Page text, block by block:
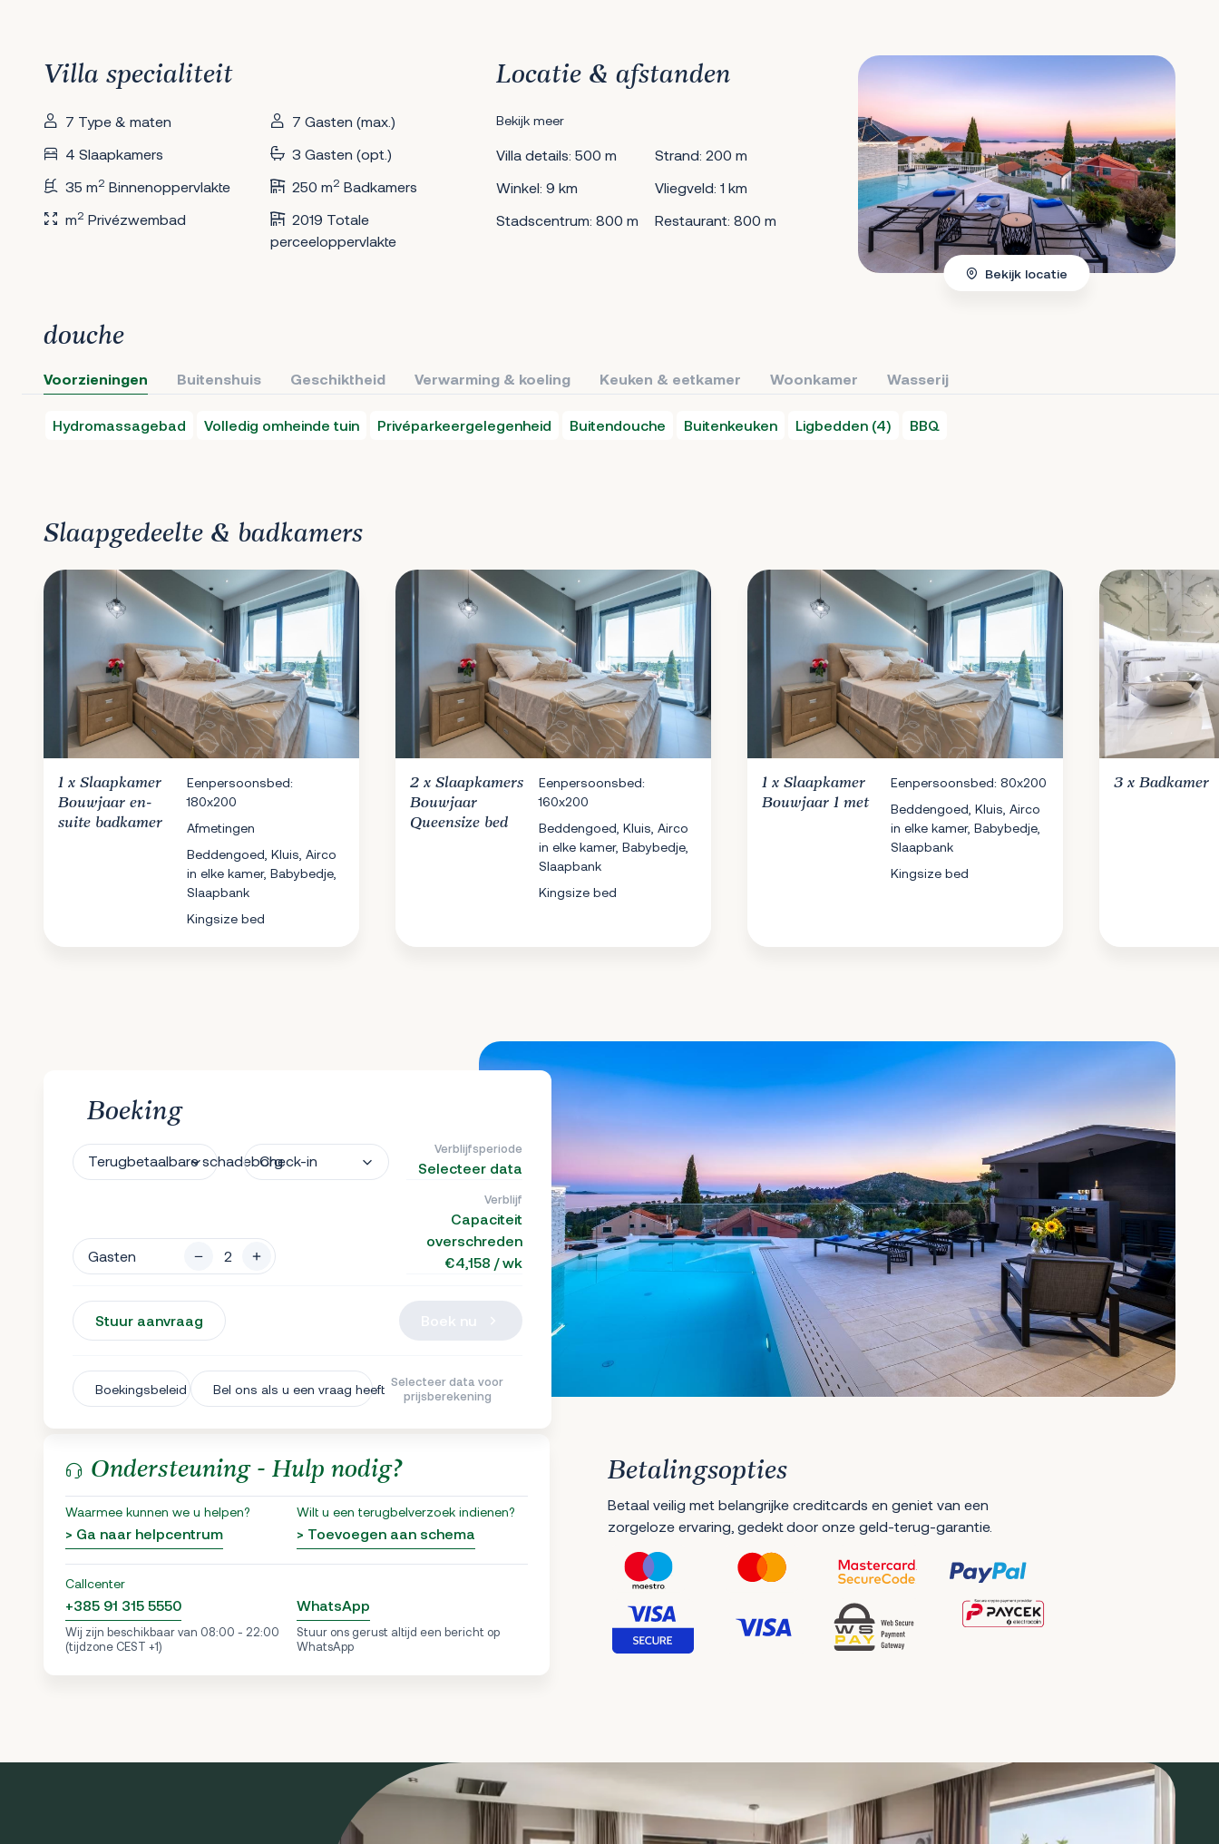
Villa specialiteit
7 Type & maten
7 Gasten (max.)
4 Slaapkamers
3 Gasten (opt.)
35 m2 Binnenoppervlakte 250 m2 Badkamers
m2 Privézwembad
2019 Totale
perceeloppervlakte
Locatie & afstanden
Bekijk meer
Villa details: 500 m
Strand: 200 m
Winkel: 9 km
Vliegveld: 1 km
Stadscentrum: 800 m
Restaurant: 800 m
Bekijk locatie
douche
Voorzieningen Buitenshuis Geschiktheid Verwarming & koeling Keuken & eetkamer Woonkamer Wasserij
Hydromassagebad Volledig omheinde tuin Privéparkeergelegenheid Buitendouche Buitenkeuken Ligbedden (4) BBQ
Slaapgedeelte & badkamers
1 x Slaapkamer
Bouwjaar en-
suite badkamer
Eenpersoonsbed:
180x200
Afmetingen
Beddengoed, Kluis, Airco
in elke kamer, Babybedje,
Slaapbank
Kingsize bed
2 x Slaapkamers
Bouwjaar
Queensize bed
Eenpersoonsbed:
160x200
Beddengoed, Kluis, Airco
in elke kamer, Babybedje,
Slaapbank
Kingsize bed
1 x Slaapkamer
Bouwjaar 1 met
Eenpersoonsbed: 80x200
Beddengoed, Kluis, Airco
in elke kamer, Babybedje,
Slaapbank
Kingsize bed
3 x Badkamer
Boeking
Terugbetaalbare schadeborgCheck-in
Verblijfsperiode
Selecteer data
Gasten
Verblijf
Capaciteit
overschreden
€4,158 / wk
Stuur aanvraag
Boekingsbeleid Bel ons als u een vraag heeft Selecteer data voor
prijsberekening
Allianz reisannuleringsverzekering
Ondersteuning - Hulp nodig?
Waarmee kunnen we u helpen?
> Ga naar helpcentrum
Wilt u een terugbelverzoek indienen?
> Toevoegen aan schema
Callcenter
+385 91 315 5550
Wij zijn beschikbaar van 08:00 - 22:00
(tijdzone CEST +1)
WhatsApp
Stuur ons gerust altijd een bericht op
WhatsApp
Betalingsopties
Betaal veilig met belangrijke creditcards en geniet van een
zorgeloze ervaring, gedekt door onze geld-terug-garantie.